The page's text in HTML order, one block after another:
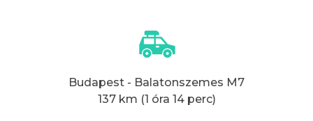
Budapest - Balatonszemes M7
137 km (1 óra 14 perc)